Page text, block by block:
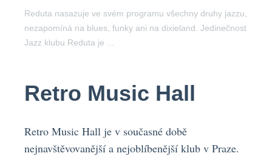
Reduta nasazuje ve svém programu všechny druhy jazzu,
nezapomíná na blues, funky ani na dixieland. Jedinečnost
Jazz klubu Reduta je ...
Retro Music Hall
Retro Music Hall je v současné době
nejnavštěvovanější a nejoblíbenější klub v Praze.